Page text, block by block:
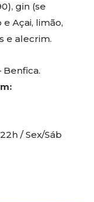
gin (se
Açai, limão,
e alecrim.
Benfica.
/ Sex/Sáb